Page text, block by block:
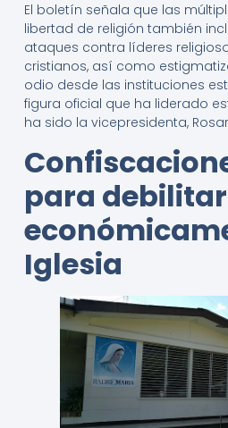
El boletín señala que las
libertad de religión también
ataques contra líderes
cristianos, así como
odio desde las instituciones
figura oficial que ha liderado
ha sido la vicepresidenta,
para debilitar
Iglesia